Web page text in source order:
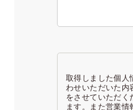
取得しました個人
わせいただいた内
をさせていただく
ます。また営業情